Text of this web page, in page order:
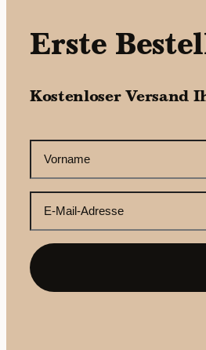
Erste
Kostenloser Versand
CAPTCHA
Vorname
Mail-
Adresse
(erforderlich)